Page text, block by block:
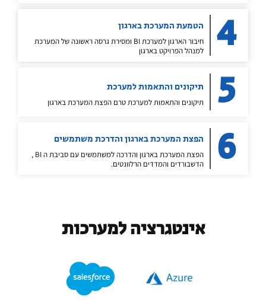
4 הטמעת המערכת בארגון
חיבור הארגון למערכת BI ומסירת גרסה ראשונה של המערכת
למנהל הפרויקט בארגון
5 תיקונים והתאמות למערכת
תיקונים והתאמות למערכת טרם הפצת המערכת בארגון
6 הפצת המערכת בארגון והדרכת משתמשים
הפצת המערכת בארגון והדרכה למשתמשים עם סביבת ה BI ,
הדשבורדים והמדדים הרלוונטים.
אינטגרציה למערכות